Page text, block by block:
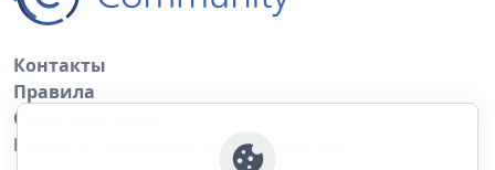
Контакты
Правила
Обратная связь
Правила копирования материалов